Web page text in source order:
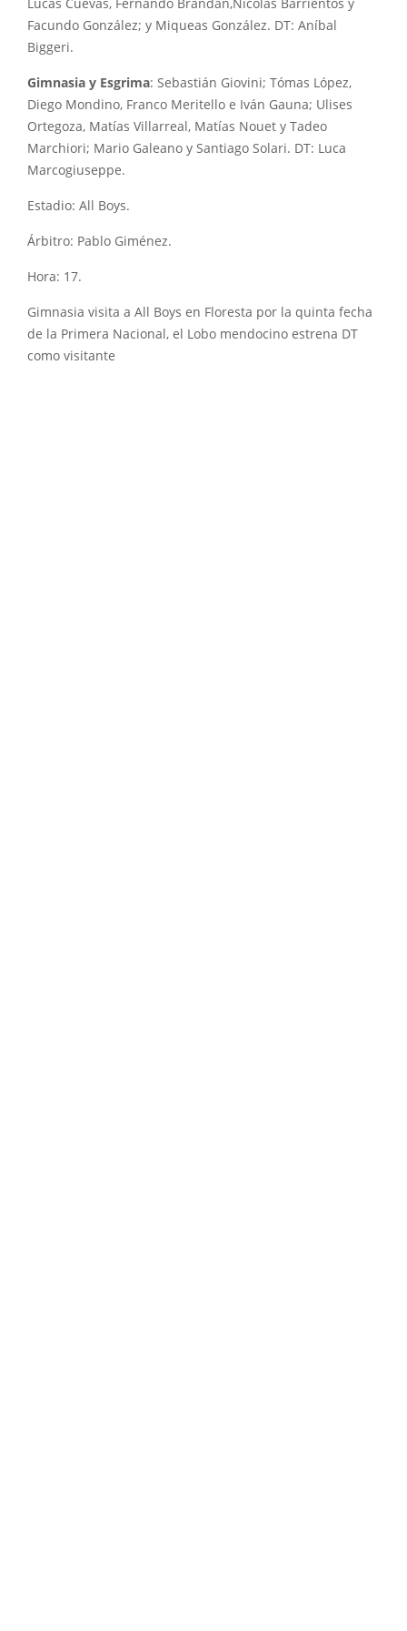
Lucas Cuevas, Fernando Brandan,Nicolás Barrientos y
Facundo González; y Miqueas González. DT: Aníbal
Biggeri.
Gimnasia y Esgrima: Sebastián Giovini; Tómas López,
Diego Mondino, Franco Meritello e Iván Gauna; Ulises
Ortegoza, Matías Villarreal, Matías Nouet y Tadeo
Marchiori; Mario Galeano y Santiago Solari. DT: Luca
Marcogiuseppe.
Estadio: All Boys.
Árbitro: Pablo Giménez.
Hora: 17.
Gimnasia visita a All Boys en Floresta por la quinta fecha
de la Primera Nacional, el Lobo mendocino estrena DT
como visitante